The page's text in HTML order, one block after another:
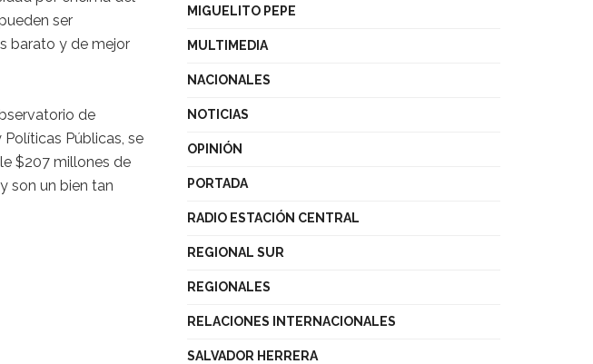
ser
barato y de mejor
de
Públicas, se
$207 millones de
son un bien tan
MIGUELITO PEPE
MULTIMEDIA
NACIONALES
NOTICIAS
OPINIÓN
PORTADA
RADIO ESTACIÓN CENTRAL
REGIONAL SUR
REGIONALES
RELACIONES INTERNACIONALES
SALVADOR HERRERA